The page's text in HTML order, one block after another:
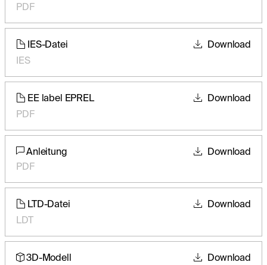
PDF
IES-Datei
IES
Download
EE label EPREL
PDF
Download
Anleitung
PDF
Download
LTD-Datei
LDT
Download
3D-Modell Download